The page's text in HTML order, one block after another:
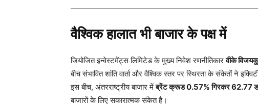
वैश्विक हालात भी बाजार के पक्ष में
जियोजित इन्वेस्टमेंट्स लिमिटेड के मुख्य निवेश रणनीतिकारवीके
बीच संभावित शांति वार्ता और वैश्विक स्तर पर स्थिरता के संकेतों ने
इस बीच, अंतरराष्ट्रीय बाजार मेंब्रेंट क्रूड 0.57% गिरकर 62.77
बाजारों के लिए सकारात्मक संकेत है।